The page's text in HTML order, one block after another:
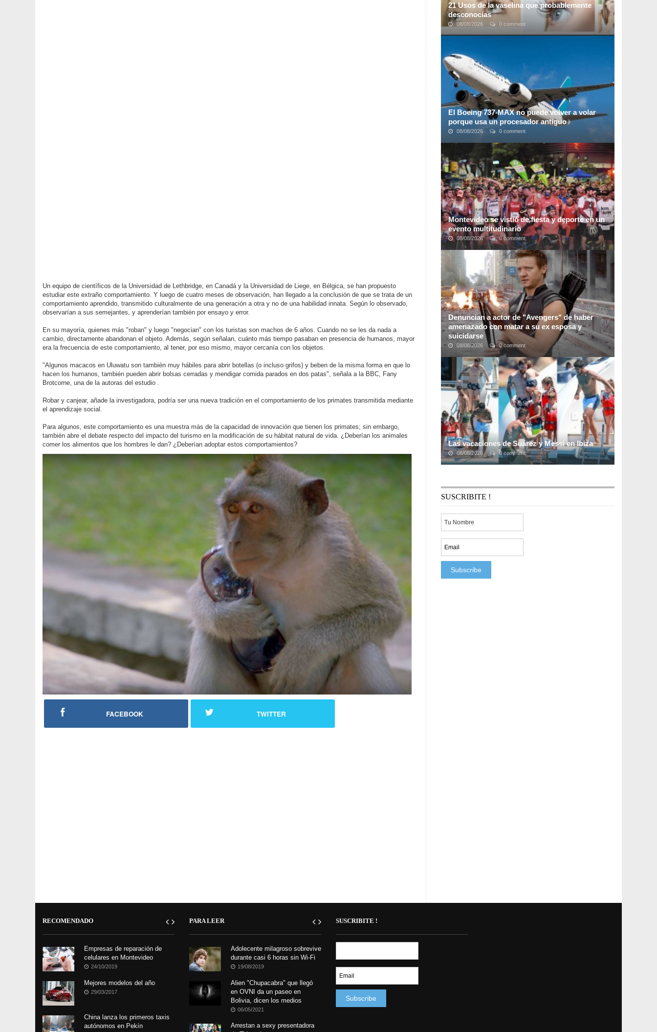
Un equipo de científicos de la Universidad de Lethbridge, en Canadá y la Universidad de Liege, en Bélgica, se han propuesto
estudiar este extraño comportamiento. Y luego de cuatro meses de observación, han llegado a la conclusión de que se trata de un
comportamiento aprendido, transmitido culturalmente de una generación a otra y no de una habilidad innata. Según lo observado,
observarían a sus semejantes, y aprenderían también por ensayo y error.
En su mayoría, quienes más "roban" y luego "negocian" con los turistas son machos de 6 años. Cuando no se les da nada a
cambio, directamente abandonan el objeto. Además, según señalan, cuánto más tiempo pasaban en presencia de humanos, mayor
era la frecuencia de este comportamiento, al tener, por eso mismo, mayor cercanía con los objetos.
"Algunos macacos en Uluwatu son también muy hábiles para abrir botellas (o incluso grifos) y beben de la misma forma en que lo
hacen los humanos, también pueden abrir bolsas cerradas y mendigar comida parados en dos patas", señala a la BBC, Fany
Brotcorne, una de la autoras del estudio .
Robar y canjear, añade la investigadora, podría ser una nueva tradición en el comportamiento de los primates transmitida mediante
el aprendizaje social.
Para algunos, este comportamiento es una muestra más de la capacidad de innovación que tienen los primates; sin embargo,
también abre el debate respecto del impacto del turismo en la modificación de su hábitat natural de vida. ¿Deberían los animales
comer los alimentos que los hombres le dan? ¿Deberían adoptar estos comportamientos?
FACEBOOK TWITTER
21 Usos de la vaselina que probablemente
desconocías
08/08/2026 0 comment
A todos nos gustaría tener un remedio económico y
Genial.guru te invita a descubrir las ...
El Boeing 737-MAX no puede volver a volar
porque usa un procesador antiguo
08/08/2026 0 comment
Boeingsigue sin poder certificar sus aviones737 MAX
después de los dos accidentes ocurridos hace unos
meses. Recientemente se descubrió que
la ...
Montevideo se vistió de fiesta y deporte en un
evento multitudinario
08/08/2026 0 comment
Luego de 2 años de ausencia, los amantes del deporte
pudieron dar rienda suelta a la alegría en una nueva
edición de la clásica "Maratón Montevideo "; ...
Denuncian a actor de "Avengers" de haber
amenazado con matar a su ex esposa y
suicidarse
08/08/2026 0 comment
Una sensible denuncia de violencia doméstica recae
sobreJeremy Renner, actor de la saga de
"Avengers" del UCM, en la que su ex esposa, Sonni
...
Las vacaciones de Suárez y Messi en Ibiza
08/08/2026 0 comment
Luis Suárez, Lionel Messi y Cesc Fàbregas no solo han
SUSCRIBITE !
RECOMENDADO
Empresas de reparación de
celulares en Montevideo
24/10/2019
Mejores modelos del año
29/03/2017
China lanza los primeros taxis
autónomos en Pekín
PARA LEER
Adolecente milagroso sobrevive
durante casi 6 horas sin Wi-Fi
19/08/2019
Alien "Chupacabra" que llegó
en OVNI da un paseo en
Bolivia, dicen los medios
06/05/2021
Arrestan a sexy presentadora
SUSCRIBITE !